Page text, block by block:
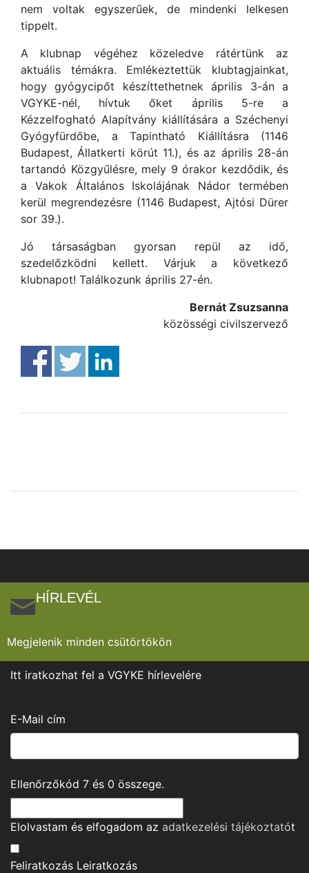
nem voltak egyszerűek, de mindenki lelkesen
tippelt.
A klubnap végéhez közeledve rátértünk az
aktuális témákra. Emlékeztettük klubtagjainkat,
hogy gyógycipőt készíttethetnek április 3-án a
VGYKE-nél, hívtuk őket április 5-re a
Kézzelfogható Alapítvány kiállítására a Széchenyi
Gyógyfürdőbe, a Tapintható Kiállításra (1146
Budapest, Állatkerti körút 11.), és az április 28-án
tartandó Közgyűlésre, mely 9 órakor kezdődik, és
a Vakok Általános Iskolájának Nádor termében
kerül megrendezésre (1146 Budapest, Ajtósi Dürer
sor 39.).
Jó társaságban gyorsan repül az idő,
szedelőzködni kellett. Várjuk a következő
klubnapot! Találkozunk április 27-én.
Bernát Zsuzsanna
közösségi civilszervező
HÍRLEVÉL
Megjelenik minden csütörtökön
Itt iratkozhat fel a VGYKE hírlevelére
E-Mail cím
Ellenőrzőkód 7 és 0 összege.
Elolvastam és elfogadom az adatkezelési tájékoztatót
Feliratkozás Leiratkozás